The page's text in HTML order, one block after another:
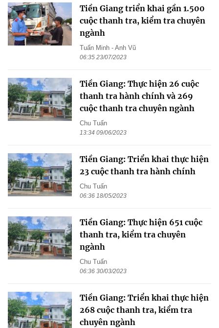
Tiền Giang triển khai gần 1.500
cuộc thanh tra, kiểm tra chuyên
ngành
Tuấn Minh - Anh Vũ
06:35 23/07/2023
Tiền Giang: Thực hiện 26 cuộc
thanh tra hành chính và 269
cuộc thanh tra chuyên ngành
Chu Tuấn
13:34 09/06/2023
Tiền Giang: Triển khai thực hiện
23 cuộc thanh tra hành chính
Chu Tuấn
06:36 18/05/2023
Tiền Giang: Thực hiện 651 cuộc
thanh tra, kiểm tra chuyên
ngành
Chu Tuấn
06:36 30/03/2023
Tiền Giang: Triển khai thực hiện
268 cuộc thanh tra, kiểm tra
chuyên ngành